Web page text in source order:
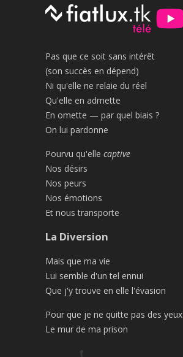
Pas que ce soit sans intérêt
(son succès en dépend)
Ni qu'elle ne relaie du réel
Qu'elle en admette
En omette — par quel biais ?
On lui pardonne
Pourvu qu'elle captive
Nos désirs
Nos peurs
Nos émotions
Et nous transporte
La Diversion
Mais que ma vie
Lui semble d'un tel ennui
Que j'y trouve en elle l'évasion
Pour que je ne quitte pas des yeux
Le mur de ma prison